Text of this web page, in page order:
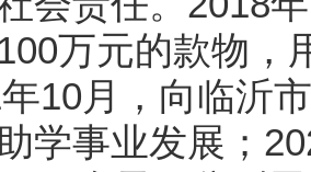
万元的款物，
10月，向临沂
学事业发展；